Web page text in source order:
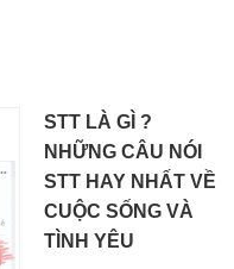
STT LÀ GÌ ?
NHỮNG CÂU NÓI
STT HAY NHẤT VỀ
CUỘC SỐNG VÀ
TÌNH YÊU